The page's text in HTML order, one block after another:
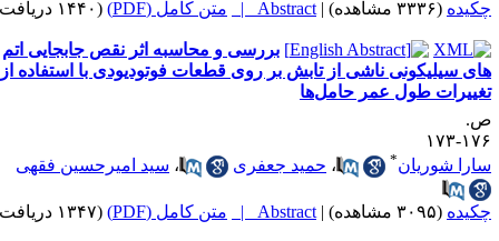
(۳۳۳۶ مشاهده) |
Abstract | متن کامل (PDF) (۱۴۴۰ دریافت)
بررسی و محاسبه اثر نقص جابجایی اتم
سیلیکونی ناشی از تابش بر روی قطعات فوتودیودی با استفاده از
طول عمر حامل‌ها
۱۷۳
شوریان * ،حمید جعفری ،سید امیرحسین فقهی
(۳۰۹۵ مشاهده) |
Abstract | متن کامل (PDF) (۱۳۴۷ دریافت)